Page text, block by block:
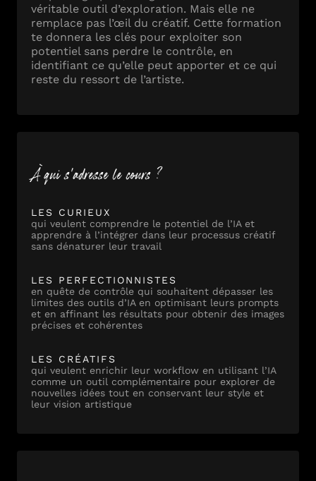
véritable outil d’exploration. Mais elle ne
remplace pas l’œil du créatif. Cette formation
te donnera les clés pour exploiter son
potentiel sans perdre le contrôle, en
identifiant ce qu’elle peut apporter et ce qui
reste du ressort de l’artiste.
À qui s'adresse le cours ?
LES CURIEUX
qui veulent comprendre le potentiel de l’IA et
apprendre à l’intégrer dans leur processus créatif
sans dénaturer leur travail
LES PERFECTIONNISTES
en quête de contrôle qui souhaitent dépasser les
limites des outils d’IA en optimisant leurs prompts
et en affinant les résultats pour obtenir des images
précises et cohérentes
LES CRÉATIFS
qui veulent enrichir leur workflow en utilisant l’IA
comme un outil complémentaire pour explorer de
nouvelles idées tout en conservant leur style et
leur vision artistique